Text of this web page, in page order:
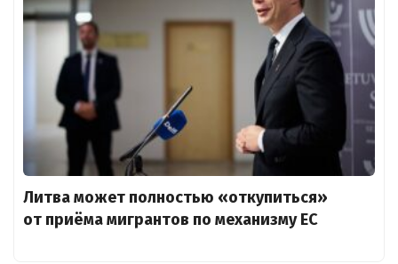
Литва может полностью «откупиться»
от приёма мигрантов по механизму ЕС